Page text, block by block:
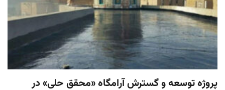
پروژه توسعه و گسترش آرامگاه «محقق حلی» در